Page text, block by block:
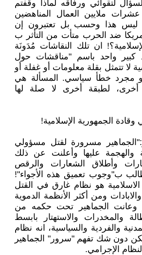
لتقوائي ورفاقه لماذا وقفتم
ملايين العمال المناهضين
ليس هذا وحسب بل تعتبرون إن
ضد الحرب متأت من التأثر ب
ان تلك النقاشات مُدَونَة
واحد باسم "مناقشات حول
لا تتمثل بقلة معلومات أو غفلة أو
مجرد خطأ سياسي. المسألة هي
لطبقة أخرى لا صلة لها
الجمهورية الإسلامية!
مسرورة لقتل مسؤولي
والهجمة عليها وأعلنت عن ذلك
وأطلاق الشعارات والرقص
ب"وجوب تعميق هذه الأجواء"!
الاسلامية هو نظام غارق في القتل
ومن أكثر الأنظمة الدموية
وعانت الجماهير تحت حكمه من
والمخدرات والاستهتار بابسط
والفردية والسياسية، انه نظام
دون شك تفهم "سرور" الجماهير
الإجرامي.